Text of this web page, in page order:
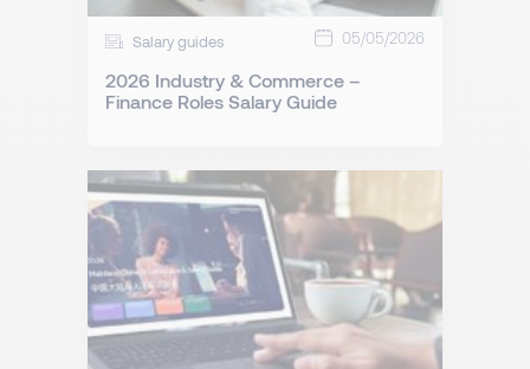
Salary guides 05/05/2026
2026 Industry & Commerce –
Finance Roles Salary Guide